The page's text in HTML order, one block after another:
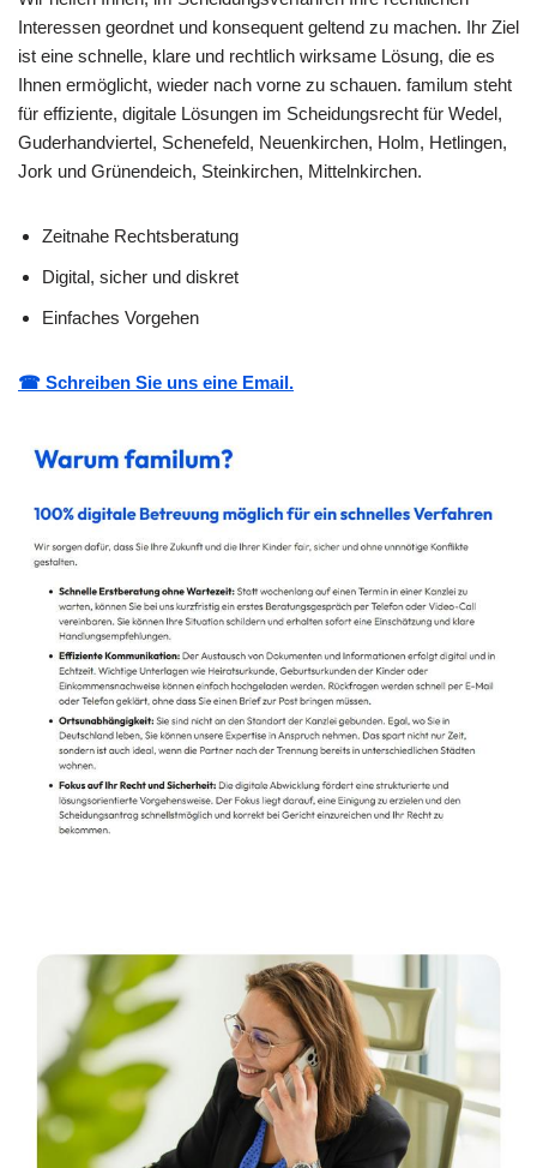
Interessen geordnet und konsequent geltend zu machen. Ihr Ziel
ist eine schnelle, klare und rechtlich wirksame Lösung, die es
Ihnen ermöglicht, wieder nach vorne zu schauen. familum steht
für effiziente, digitale Lösungen im Scheidungsrecht für Wedel,
Guderhandviertel, Schenefeld, Neuenkirchen, Holm, Hetlingen,
Jork und Grünendeich, Steinkirchen, Mittelnkirchen.
Zeitnahe Rechtsberatung
Digital, sicher und diskret
Einfaches Vorgehen
☎ Schreiben Sie uns eine Email.